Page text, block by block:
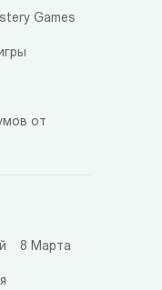
Games
от
8 Марта